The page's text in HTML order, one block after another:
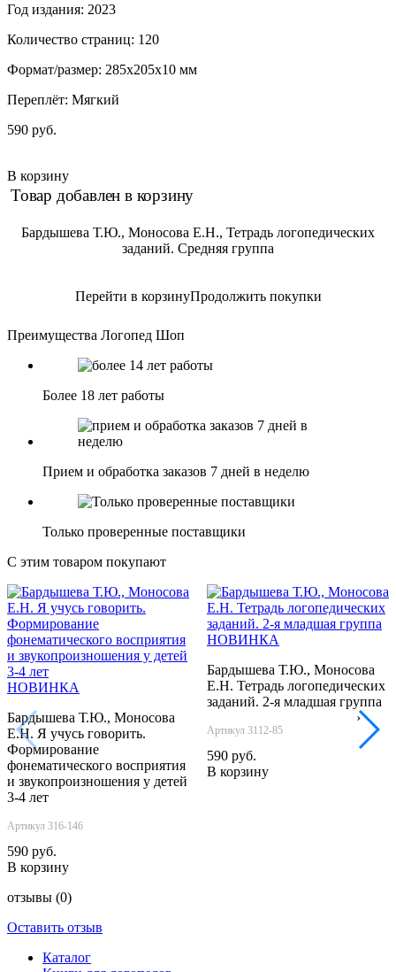
Год издания: 2023
Количество страниц: 120
Формат/размер: 285х205х10 мм
Переплёт: Мягкий
590 руб.
В корзину
Товар добавлен в корзину
Бардышева Т.Ю., Моносова Е.Н., Тетрадь логопедических
заданий. Средняя группа
Перейти в корзинуПродолжить покупки
Преимущества Логопед Шоп
Более 18 лет работы
Прием и обработка заказов 7 дней в неделю
Только проверенные поставщики
С этим товаром покупают
НОВИНКА
Бардышева Т.Ю., Моносова
Е.Н. Я учусь говорить.
Формирование
фонематического восприятия
и звукопроизношения у детей
3-4 лет
Артикул 316-146
590 руб.
В корзину
НОВИНКА
Бардышева Т.Ю., Моносова
Е.Н. Тетрадь логопедических
заданий. 2-я младшая группа
Артикул 3112-85
590 руб.
В корзину
‹ ›
отзывы (0)
Оставить отзыв
Каталог